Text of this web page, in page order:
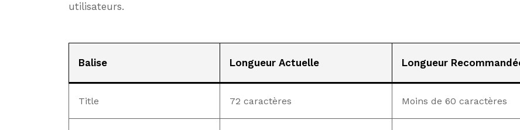
utilisateurs.
Balise Longueur Actuelle Longueur
Title 72 caractères Moins de 60 caractères